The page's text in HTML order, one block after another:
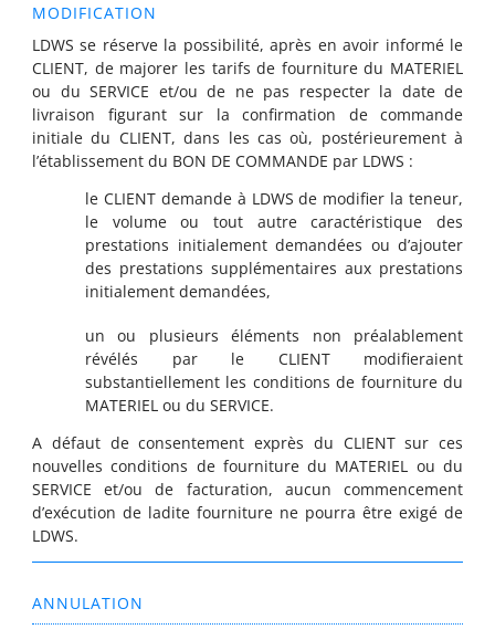
MODIFICATION
LDWS se réserve la possibilité, après en avoir informé le
CLIENT, de majorer les tarifs de fourniture du MATERIEL
ou du SERVICE et/ou de ne pas respecter la date de
livraison figurant sur la confirmation de commande
initiale du CLIENT, dans les cas où, postérieurement à
l’établissement du BON DE COMMANDE par LDWS :
le CLIENT demande à LDWS de modifier la teneur,
le volume ou tout autre caractéristique des
prestations initialement demandées ou d’ajouter
des prestations supplémentaires aux prestations
initialement demandées,
un ou plusieurs éléments non préalablement
révélés par le CLIENT modifieraient
substantiellement les conditions de fourniture du
MATERIEL ou du SERVICE.
A défaut de consentement exprès du CLIENT sur ces
nouvelles conditions de fourniture du MATERIEL ou du
SERVICE et/ou de facturation, aucun commencement
d’exécution de ladite fourniture ne pourra être exigé de
LDWS.
ANNULATION